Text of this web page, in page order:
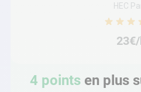
HEC
4 points en plus